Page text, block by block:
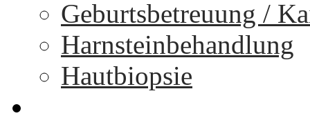
Geburtsbetreuung /
Harnsteinbehandlung
Hautbiopsie